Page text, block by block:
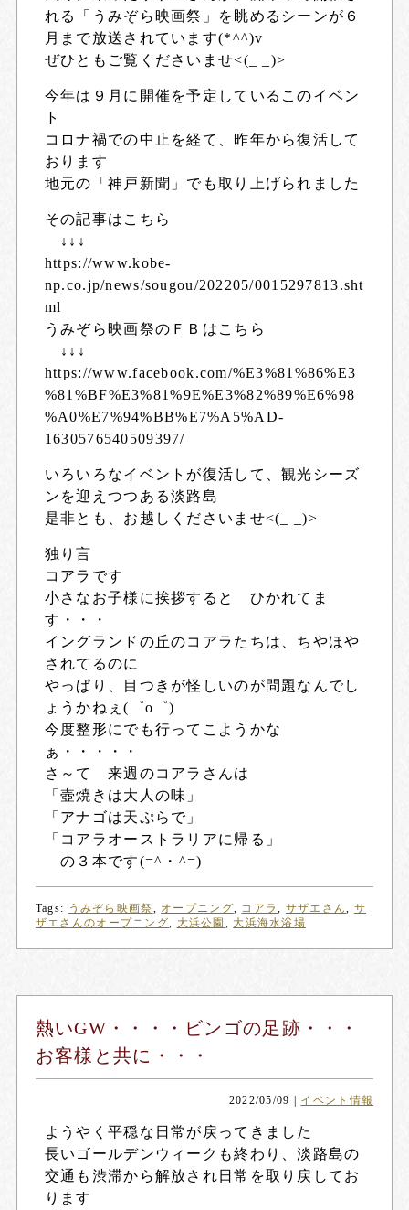
れる「うみぞら映画祭」を眺めるシーンが６
月まで放送されています(*^^)v
ぜひともご覧くださいませ<(_ _)>
今年は９月に開催を予定しているこのイベン
ト
コロナ禍での中止を経て、昨年から復活して
おります
地元の「神戸新聞」でも取り上げられました
その記事はこちら
↓↓↓
https://www.kobe-
np.co.jp/news/sougou/202205/0015297813.sht
ml
うみぞら映画祭のＦＢはこちら
↓↓↓
https://www.facebook.com/%E3%81%86%E3
%81%BF%E3%81%9E%E3%82%89%E6%98
%A0%E7%94%BB%E7%A5%AD-
1630576540509397/
いろいろなイベントが復活して、観光シーズ
ンを迎えつつある淡路島
是非とも、お越しくださいませ<(_ _)>
独り言
コアラです
小さなお子様に挨拶すると ひかれてま
す・・・
イングランドの丘のコアラたちは、ちやほや
されてるのに
やっぱり、目つきが怪しいのが問題なんでし
ょうかねぇ(゜o゜)
今度整形にでも行ってこようかな
ぁ・・・・・
さ～て 来週のコアラさんは
「壺焼きは大人の味」
「アナゴは天ぷらで」
「コアラオーストラリアに帰る」
の３本です(=^・^=)
Tags: うみぞら映画祭, オープニング, コアラ, サザエさん, サ
ザエさんのオープニング, 大浜公園 , 大浜海水浴場
熱いGW・・・・ビンゴの足跡・・・
お客様と共に・・・
2022/05/09 イベント情報
ようやく平穏な日常が戻ってきました
長いゴールデンウィークも終わり、淡路島の
交通も渋滞から解放され日常を取り戻してお
ります